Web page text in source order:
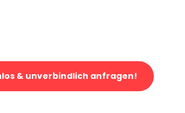
& unverbindlich anfragen!